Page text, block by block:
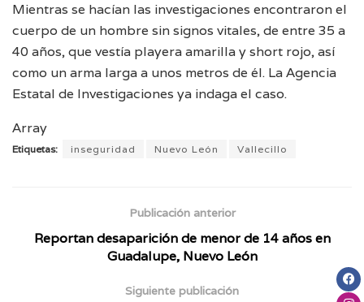
Mientras se hacían las investigaciones encontraron el
cuerpo de un hombre sin signos vitales, de entre 35 a
40 años, que vestía playera amarilla y short rojo, así
como un arma larga a unos metros de él. La Agencia
Estatal de Investigaciones ya indaga el caso.
Array
Etiquetas: inseguridad Nuevo León Vallecillo
Publicación anterior
Reportan desaparición de menor de 14 años en
Guadalupe, Nuevo León
Siguiente publicación